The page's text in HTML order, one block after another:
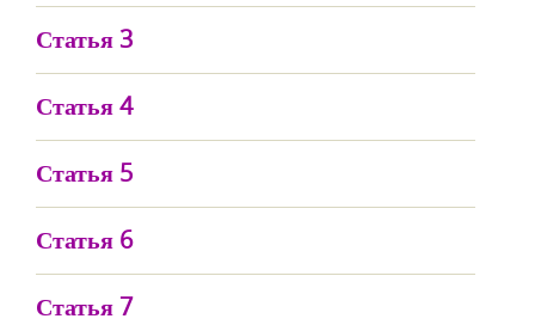
Статья 3
Статья 4
Статья 5
Статья 6
Статья 7